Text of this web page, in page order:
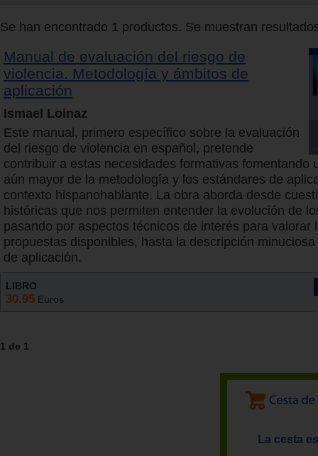
Se han encontrado 1 productos. Se muestran
Manual de evaluación del riesgo de
violencia. Metodología y ámbitos de
aplicación
Ismael Loinaz
Este manual, primero específico sobre la evaluación
del riesgo de violencia en español, pretende
contribuir a estas necesidades formativas fomentando
aún mayor de la metodología y los estándares de
contexto hispanohablante. La obra aborda desde
históricas que nos permiten entender la evolución de
pasando por aspectos técnicos de interés para valorar
propuestas disponibles, hasta la descripción
de aplicación.
LIBRO
30.95 Euros
1 de 1
La cesta